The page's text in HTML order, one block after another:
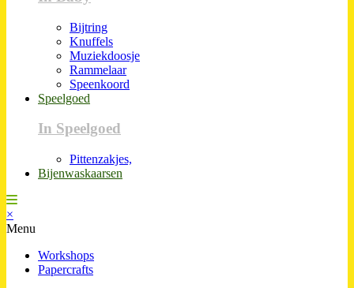
Bijtring
Knuffels
Muziekdoosje
Rammelaar
Speenkoord
Speelgoed
In Speelgoed
Pittenzakjes,
Bijenwaskaarsen
×
Menu
Workshops
Papercrafts